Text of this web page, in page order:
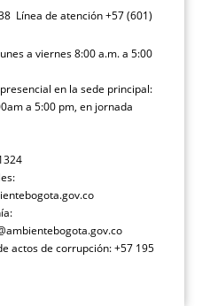
Línea de atención +57 (601)
a viernes 8:00 a.m. a 5:00
en la sede principal:
a 5:00 pm, en jornada
actos de corrupción: +57 195